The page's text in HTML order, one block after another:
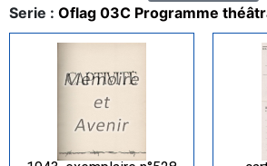
Serie : Oflag 03C Programme